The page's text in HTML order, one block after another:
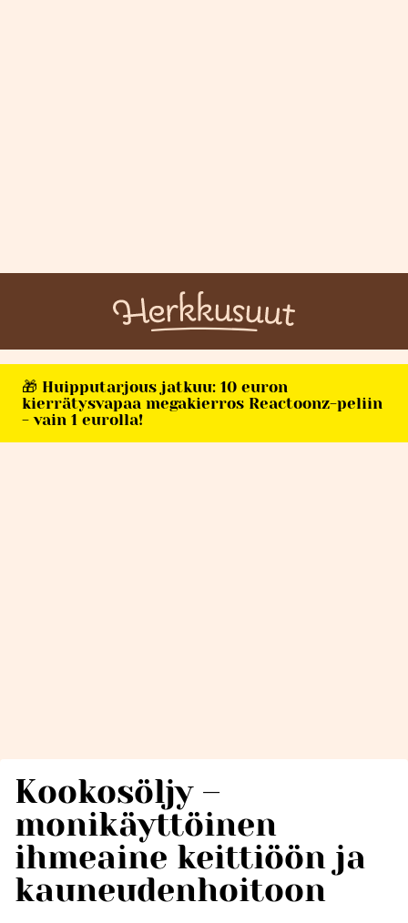
🎁 Huipputarjous jatkuu: 10 euron
kierrätysvapaa megakierros Reactoonz-peliin
- vain 1 eurolla!
Kookosöljy –
monikäyttöinen
ihmeaine keittiöön ja
kauneudenhoitoon